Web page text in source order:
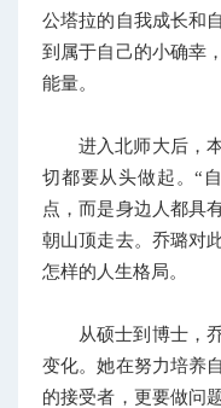
公塔拉的自我成长和
到属于自己的小确幸
能量。
进入北师大后，
切都要从头做起。“
点，而是身边人都具
朝山顶走去。乔璐对
怎样的人生格局。
从硕士到博士，
变化。她在努力培养
的接受者，更要做问